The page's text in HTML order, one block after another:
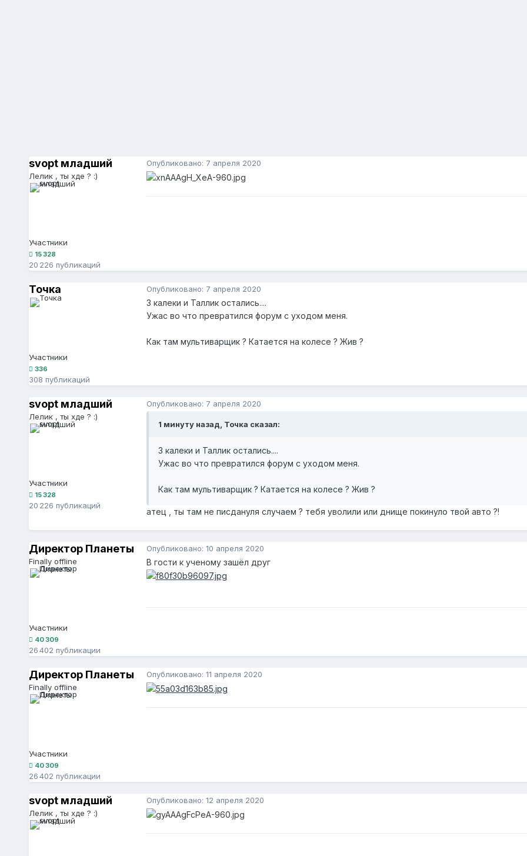
svopt младший
Лелик , ты хде ? :)
Участники
15 328
20 226 публикаций
Опубликовано: 7 апреля 2020
Точка
Участники
336
308 публикаций
Опубликовано: 7 апреля 2020
3 калеки и Таллик остались....
Ужас во что превратился форум с уходом меня.
Как там мультиварщик ? Катается на колесе ? Жив ?
svopt младший
Лелик , ты хде ? :)
Участники
15 328
20 226 публикаций
Опубликовано: 7 апреля 2020
1 минуту назад, Точка сказал:
3 калеки и Таллик остались....
Ужас во что превратился форум с уходом меня.
Как там мультиварщик ? Катается на колесе ? Жив ?
атец , ты там не писдануля случаем ? тебя уволили или днище покинуло твой авто ?!
Директор Планеты
Finally offline
Участники
40 309
26 402 публикации
Опубликовано: 10 апреля 2020
В гости к ученому зашёл друг
Директор Планеты
Finally offline
Участники
40 309
26 402 публикации
Опубликовано: 11 апреля 2020
svopt младший
Лелик , ты хде ? :)
Опубликовано: 12 апреля 2020